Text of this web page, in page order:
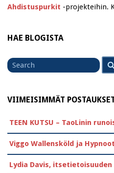
Ahdistuspurkit -projekteihin.
HAE BLOGISTA
Search
for
VIIMEISIMMÄT
TEEN KUTSU – TaoLinin
Viggo Wallensköld ja
Lydia Davis,